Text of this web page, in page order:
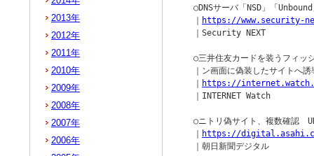
○DNSサーバ「NSD」「Unbound
https://www.security-
  ｜Security NEXT
○三井住友カードを装うフィッ
｜ン画面に偽装したサイトへ誘
https://
  ｜INTERNET Watch
○ニトリ偽サイト、複数確認
https://
  ｜朝日新聞デジタル
2013年
2012年
2011年
2010年
2009年
2008年
2007年
2006年